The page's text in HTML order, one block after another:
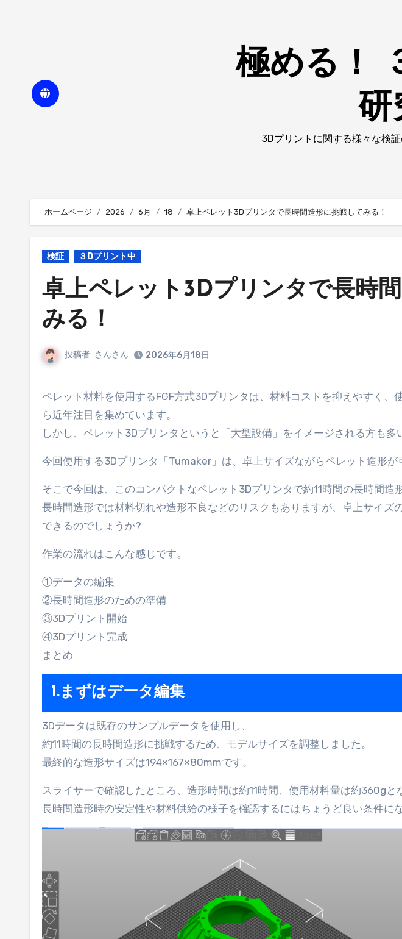
極める！
研
3Dプリントに関する様々な検
ホームページ 2026 6月 18 卓上ペレット3Dプリンタで長時間造形に挑戦してみる！
検証 ３Dプリント中
卓上ペレット3Dプリンタで長時
みる！
投稿者 さんさん 2026年6月18日
ペレット材料を使用するFGF方式3Dプリンタは、材料コストを抑えやすく、使用できる材料の選択肢も豊富なことか
ら近年注目を集めています。
しかし、ペレット3Dプリンタというと「大型設備」をイメージされる方も多
今回使用する3Dプリンタ「Tumaker」は、卓上サイズながらペレット造形が
そこで今回は、このコンパクトなペレット3Dプリンタで約11時間の長時間造
長時間造形では材料切れや造形不良などのリスクもありますが、卓上サイズ
できるのでしょうか?
作業の流れはこんな感じです。
①データの編集
②長時間造形のための準備
③3Dプリント開始
④3Dプリント完成
まとめ
1.まずはデータ編集
3Dデータは既存のサンプルデータを使用し、
約11時間の長時間造形に挑戦するため、モデルサイズを調整しました。
最終的な造形サイズは194×167×80mmです。
スライサーで確認したところ、造形時間は約11時間、使用材料量は約360gと
長時間造形時の安定性や材料供給の様子を確認するにはちょうど良い条件に